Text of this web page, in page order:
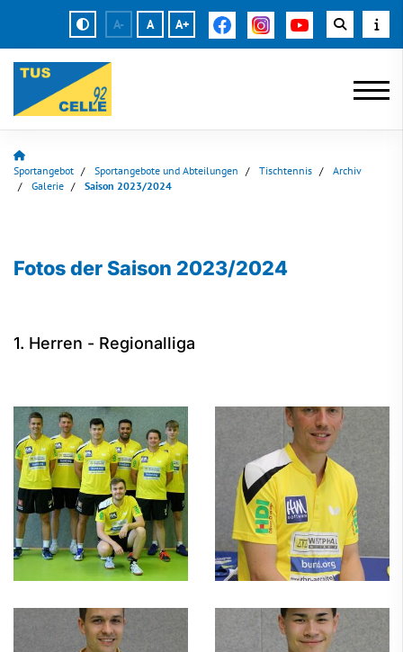
A- A A+
Sportangebot Sportangebote und Abteilungen Tischtennis
Archiv
Galerie
Saison 2023/2024
Fotos der Saison 2023/2024
1. Herren - Regionalliga